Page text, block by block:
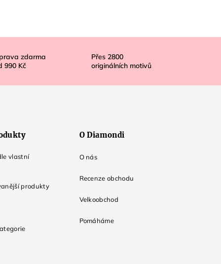
zdarma
990 Kč
Přes 2800
originálních motivů
vlastní
produkty
O Diamondi
O nás
Recenze obchodu
Velkoobchod
Pomáháme